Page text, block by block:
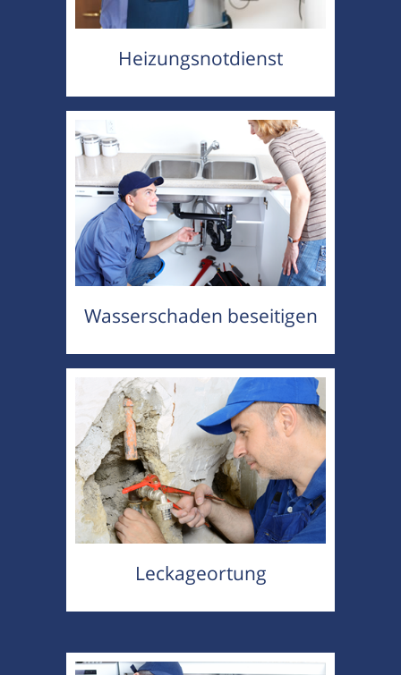
Heizungsnotdienst
Wasserschaden beseitigen
Leckageortung